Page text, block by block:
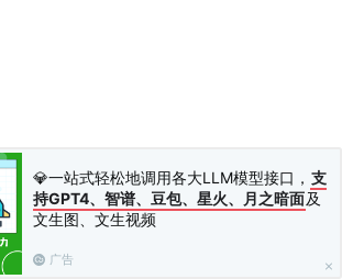
💎一站式轻松地调用各大LLM模型接口， 支
持GPT4、智谱、豆包、星火、月之暗面及
文生图、文生视频
广告